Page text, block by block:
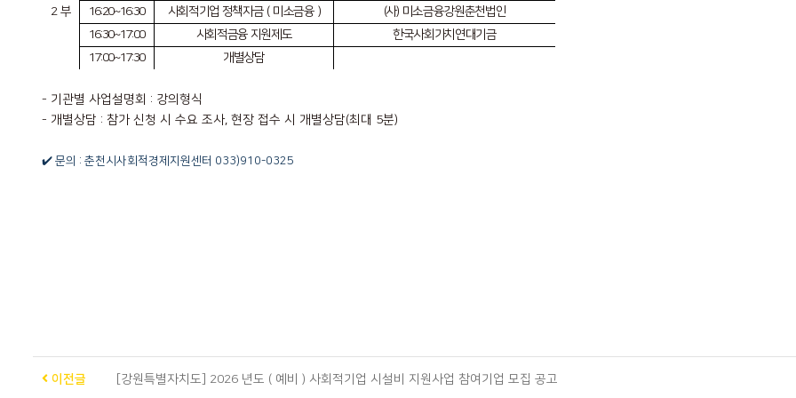
2 부 16:20~16:30 사회적기업 정책자금 ( 미소금융 ) (사) 미소금융강원춘천법인
16:30~17:00
사회적금융 지원제도
한국사회가치연대기금
17:00~17:30
개별상담
- 기관별 사업설명회 : 강의형식
- 개별상담 : 참가 신청 시 수요 조사, 현장 접수 시 개별상담(최대 5분)
✔️ 문의 : 춘천시사회적경제지원센터 033)910-0325
이전글 [강원특별자치도] 2026 년도 ( 예비 ) 사회적기업 시설비 지원사업 참여기업 모집 공고